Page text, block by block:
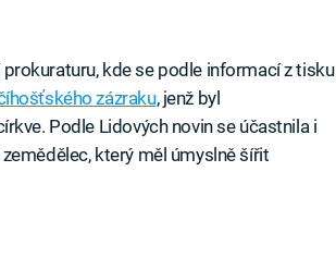
kde se podle informací z tisku
zázraku, jenž byl
Podle Lidových novin se účastnila i
který měl úmyslně šířit